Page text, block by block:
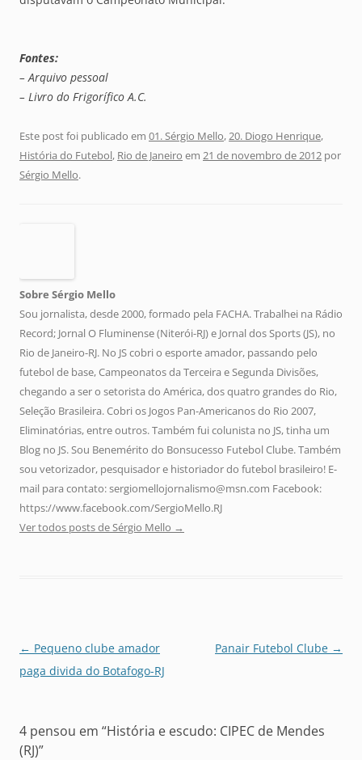
Fontes:
– Arquivo pessoal
– Livro do Frigorífico A.C.
Este post foi publicado em 01. Sérgio Mello,20. Diogo Henrique,
História do Futebol, Rio de Janeiro em 21 de novembro de 2012 por
Sérgio Mello.
Sobre Sérgio Mello
Sou jornalista, desde 2000, formado pela FACHA. Trabalhei na Rádio
Record; Jornal O Fluminense (Niterói-RJ) e Jornal dos Sports (JS), no
Rio de Janeiro-RJ. No JS cobri o esporte amador, passando pelo
futebol de base, Campeonatos da Terceira e Segunda Divisões,
chegando a ser o setorista do América, dos quatro grandes do Rio,
Seleção Brasileira. Cobri os Jogos Pan-Americanos do Rio 2007,
Eliminatórias, entre outros. Também fui colunista no JS, tinha um
Blog no JS. Sou Benemérito do Bonsucesso Futebol Clube. Também
sou vetorizador, pesquisador e historiador do futebol brasileiro! E-
mail para contato: sergiomellojornalismo@msn.com Facebook:
https://www.facebook.com/SergioMello.RJ
Ver todos posts de Sérgio Mello →
Navegação
de
← Pequeno clube amador
paga divida do Botafogo-RJ
Panair Futebol Clube →
4 pensou em “História e escudo: CIPEC de Mendes
(RJ)”